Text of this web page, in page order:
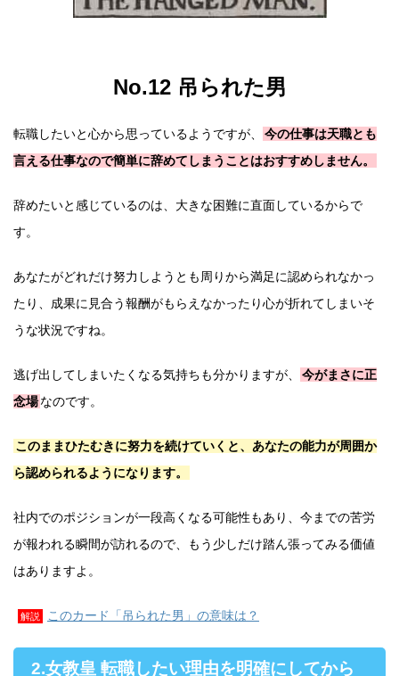
No.12 吊られた男
転職したいと心から思っているようですが、
今の仕事は天職とも
言える仕事なので簡単に辞めてしまうことはおすすめしません。
辞めたいと感じているのは、大きな困難に直面しているからで
す。
あなたがどれだけ努力しようとも周りから満足に認められなかっ
たり、成果に見合う報酬がもらえなかったり心が折れてしまいそ
うな状況ですね。
逃げ出してしまいたくなる気持ちも分かりますが、
今がまさに正
念場なのです。
このままひたむきに努力を続けていくと、あなたの能力が周囲か
ら認められるようになります。
社内でのポジションが一段高くなる可能性もあり、今までの苦労
が報われる瞬間が訪れるので、もう少しだけ踏ん張ってみる価値
はありますよ。
解説 このカード「吊られた男」の意味は？
2.女教皇 転職したい理由を明確にしてから